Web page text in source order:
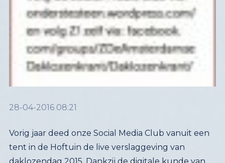
28-04-2016 08:21
Vorig jaar deed onze Social Media Club vanuit een
tent in de Hoftuin de live verslaggeving van
daklozendag 2015. Dankzij de digitale kunde van
de straatpastor, die had uitgezocht hoe je met
Storify eigen verslaggeving kunt doen en ook
berichten van de sociale media kunt importeren,